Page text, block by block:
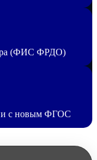
(ФИС ФРДО)
с новым ФГОС